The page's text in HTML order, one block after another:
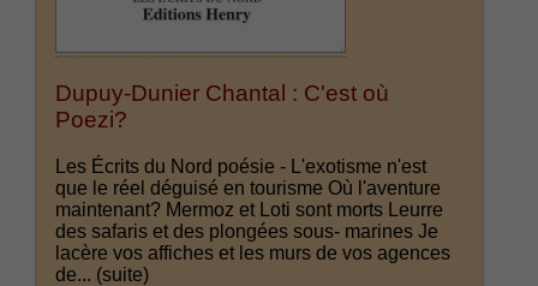
Dupuy-Dunier Chantal : C'est où
Poezi?
Les Écrits du Nord poésie - L'exotisme n'est
que le réel déguisé en tourisme Où l'aventure
maintenant? Mermoz et Loti sont morts Leurre
des safaris et des plongées sous- marines Je
lacère vos affiches et les murs de vos agences
de... (suite)